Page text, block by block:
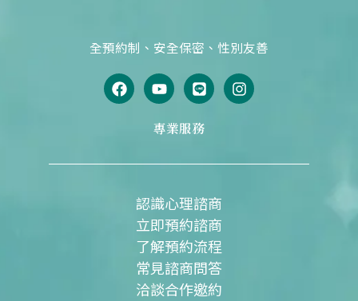
全預約制、安全保密、性別友善
F
a
c
o
Y
o
u
t
u
e
L
i
n
e
I
n
s
r
專業服務
認識心理諮商
立即預約諮商
了解預約流程
常見諮商問答
洽談合作邀約